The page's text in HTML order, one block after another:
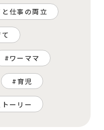
仕事の両立
ワーママ
育児
ーリー